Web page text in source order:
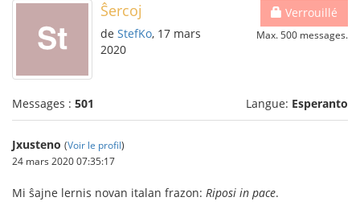
Verrouillé
Max. 500 messages.
Ŝercoj
de StefKo, 17 mars
2020
Messages : 501 Langue: Esperanto
Jxusteno (Voir le profil)
24 mars 2020 07:35:17
Mi ŝajne lernis novan italan frazon: Riposi in pace.